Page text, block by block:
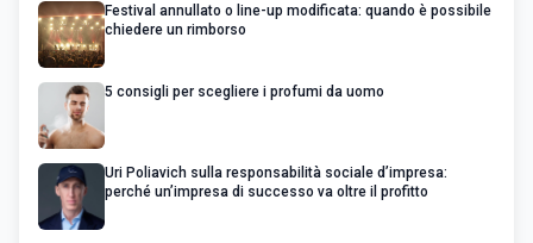
Festival annullato o line-up modificata: quando è possibile
chiedere un rimborso
5 consigli per scegliere i profumi da uomo
Uri Poliavich sulla responsabilità sociale d’impresa:
perché un’impresa di successo va oltre il profitto